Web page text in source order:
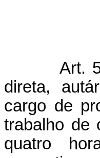
Art.
direta,
cargo de
trabalho de
quatro